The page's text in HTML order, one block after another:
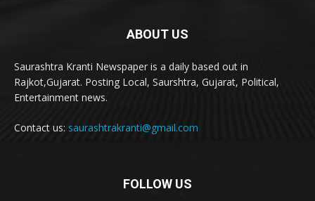
ABOUT US
Saurashtra Kranti Newspaper is a daily based out in
Rajkot,Gujarat. Posting Local, Saurshtra, Gujarat, Political,
Entertainment news.
Contact us: saurashtrakranti@gmail.com
FOLLOW US